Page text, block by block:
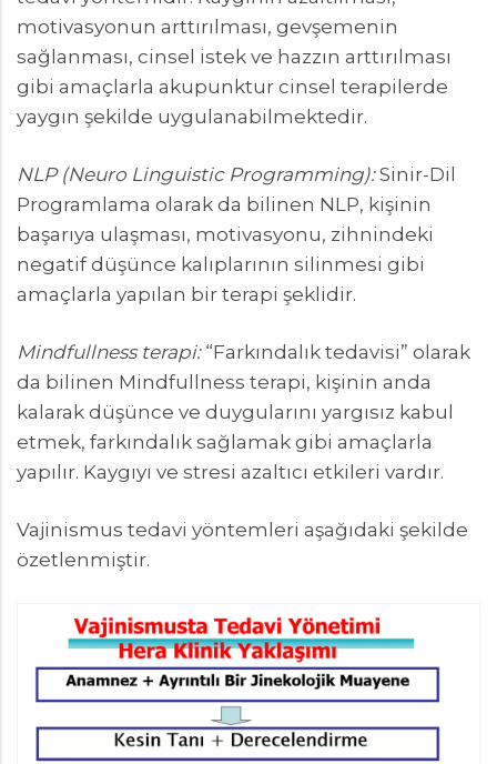
motivasyonun arttırılması, gevşemenin
sağlanması, cinsel istek ve hazzın arttırılması
gibi amaçlarla akupunktur cinsel terapilerde
yaygın şekilde uygulanabilmektedir.
NLP (Neuro Linguistic Programming):Sinir-Dil
Programlama olarak da bilinen NLP, kişinin
başarıya ulaşması, motivasyonu, zihnindeki
negatif düşünce kalıplarının silinmesi gibi
amaçlarla yapılan bir terapi şeklidir.
Mindfullness terapi:“Farkındalık tedavisi” olarak
da bilinen Mindfullness terapi, kişinin anda
kalarak düşünce ve duygularını yargısız kabul
etmek, farkındalık sağlamak gibi amaçlarla
yapılır. Kaygıyı ve stresi azaltıcı etkileri vardır.
Vajinismus tedavi yöntemleri aşağıdaki şekilde
özetlenmiştir.